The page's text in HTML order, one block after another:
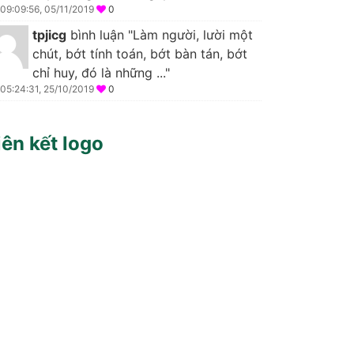
09:09:56, 05/11/2019 0
tpjicg bình luận "Làm người, lười một
chút, bớt tính toán, bớt bàn tán, bớt
chỉ huy, đó là những ..."
05:24:31, 25/10/2019 0
kết logo